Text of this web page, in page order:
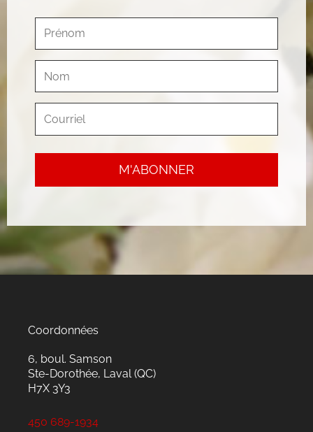
Coordonnées
6, boul. Samson
Ste-Dorothée, Laval (QC)
H7X 3Y3
450 689-1934